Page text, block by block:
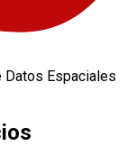
Datos Espaciales